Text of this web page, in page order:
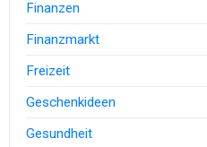
Finanzen
Finanzmarkt
Freizeit
Geschenkideen
Gesundheit